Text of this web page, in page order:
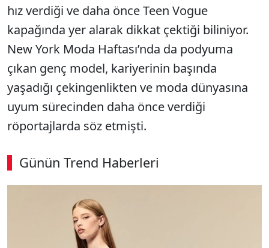
hız verdiği ve daha önce Teen Vogue
kapağında yer alarak dikkat çektiği biliniyor.
New York Moda Haftası’nda da podyuma
çıkan genç model, kariyerinin başında
yaşadığı çekingenlikten ve moda dünyasına
uyum sürecinden daha önce verdiği
röportajlarda söz etmişti.
Günün Trend Haberleri